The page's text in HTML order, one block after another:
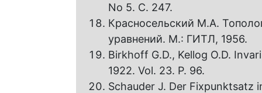
No 5. С. 247.
Красносельский М.А.
уравнений. М.: ГИТЛ, 1956.
Birkhoff G.D., Kellog O.D.
1922. Vol. 23. P. 96.
Schauder J. Der Fixpunktsatz